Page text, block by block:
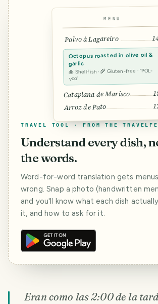
MENU
Polvo à Lagareiro
Octopus roasted in olive oil &
garlic
🐙 Shellfish · 🌾 Gluten-free · “POL-
voo”
Cataplana de Marisco
Arroz de Pato
TRAVEL TOOL · FROM THE
Understand every dish,
the words.
Word-for-word translation gets
wrong. Snap a photo (handwritten
and you'll know what each dish
it, and how to ask for it.
Eran como las 2:00 de la